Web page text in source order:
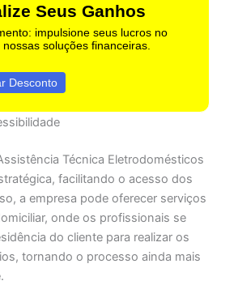
Seus Ganhos
impulsione seus lucros no
soluções financeiras.
Desconto
Técnica Eletrodomésticos
facilitando o acesso dos
a empresa pode oferecer serviços
onde os profissionais se
do cliente para realizar os
tornando o processo ainda mais